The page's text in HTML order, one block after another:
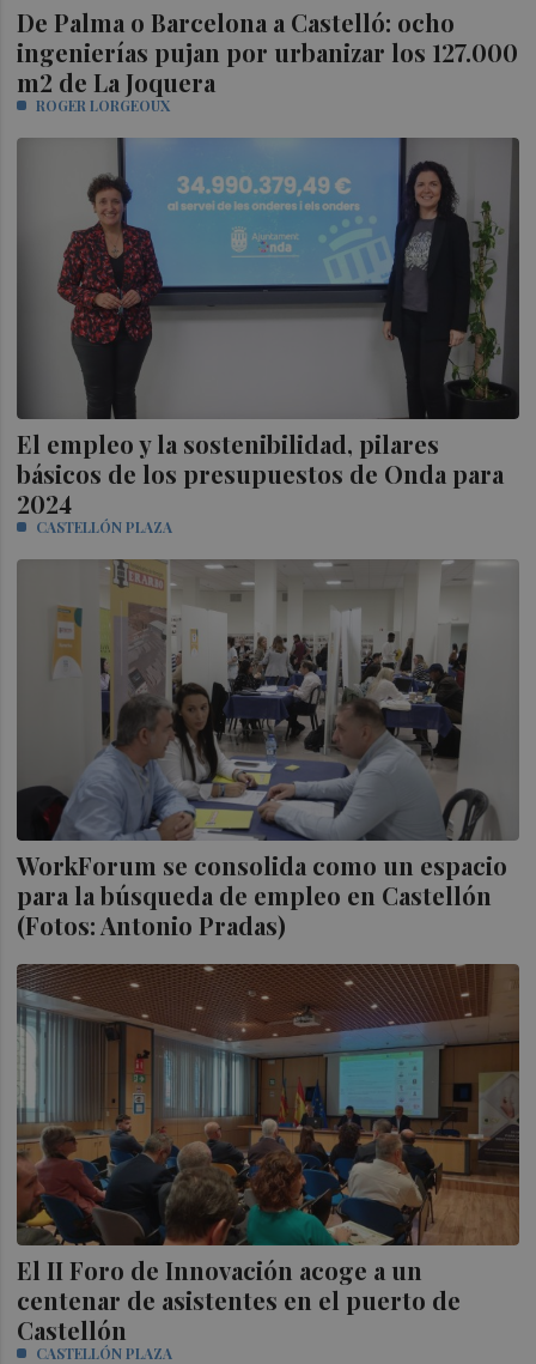
De Palma o Barcelona a Castelló: ocho
ingenierías pujan por urbanizar los 127.000
m2 de La Joquera
ROGER LORGEOUX
El empleo y la sostenibilidad, pilares
básicos de los presupuestos de Onda para
2024
CASTELLÓN PLAZA
WorkForum se consolida como un espacio
para la búsqueda de empleo en Castellón
(Fotos: Antonio Pradas)
El II Foro de Innovación acoge a un
centenar de asistentes en el puerto de
Castellón
CASTELLÓN PLAZA